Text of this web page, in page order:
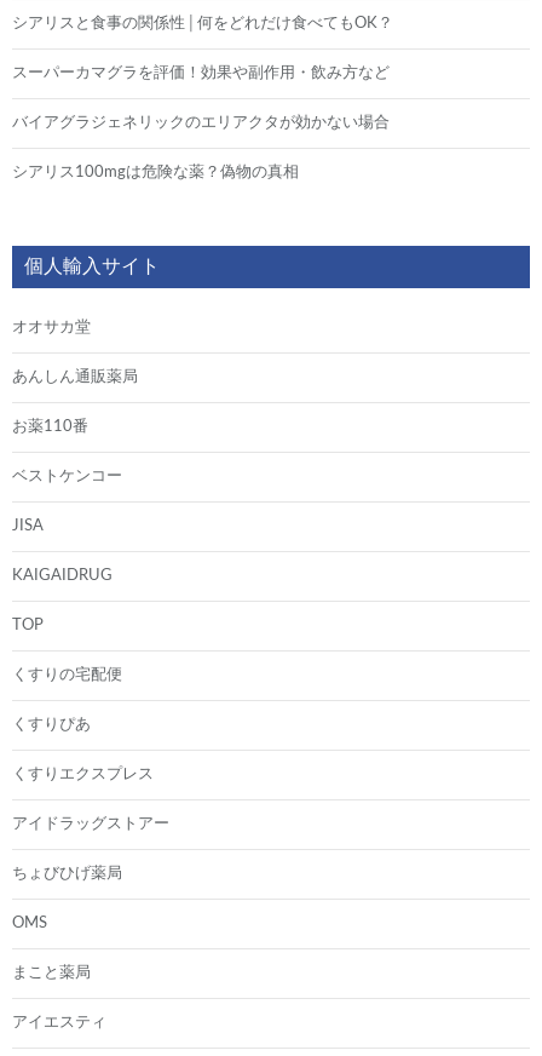
シアリスと食事の関係性│何をどれだけ食べてもOK？
スーパーカマグラを評価！効果や副作用・飲み方など
バイアグラジェネリックのエリアクタが効かない場合
シアリス100mgは危険な薬？偽物の真相
個人輸入サイト
オオサカ堂
あんしん通販薬局
お薬110番
ベストケンコー
JISA
KAIGAIDRUG
TOP
くすりの宅配便
くすりぴあ
くすりエクスプレス
アイドラッグストアー
ちょびひげ薬局
OMS
まこと薬局
アイエスティ